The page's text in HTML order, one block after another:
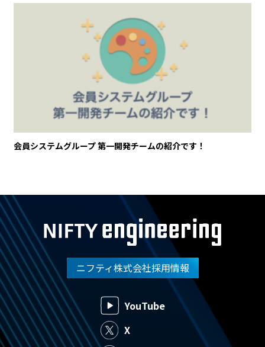
会員システムグループ 第一開発チームの紹介です！
ニフティ株式会社採用情報
YouTube
X